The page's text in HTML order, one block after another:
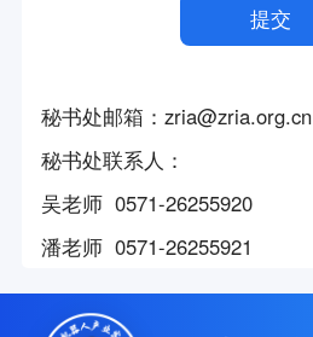
秘书处邮箱：zria@zria.org.cn
秘书处联系人：
吴老师 0571-26255920
潘老师 0571-26255921